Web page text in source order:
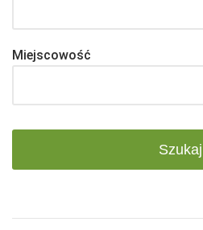
Miejscowość